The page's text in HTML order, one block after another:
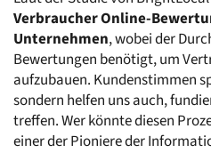
Verbraucher Online-
Unternehmen, wobei der
Bewertungen benötigt, um
aufzubauen. Kundenstimmen
sondern helfen uns auch,
treffen. Wer könnte diesen
einer der Pioniere der